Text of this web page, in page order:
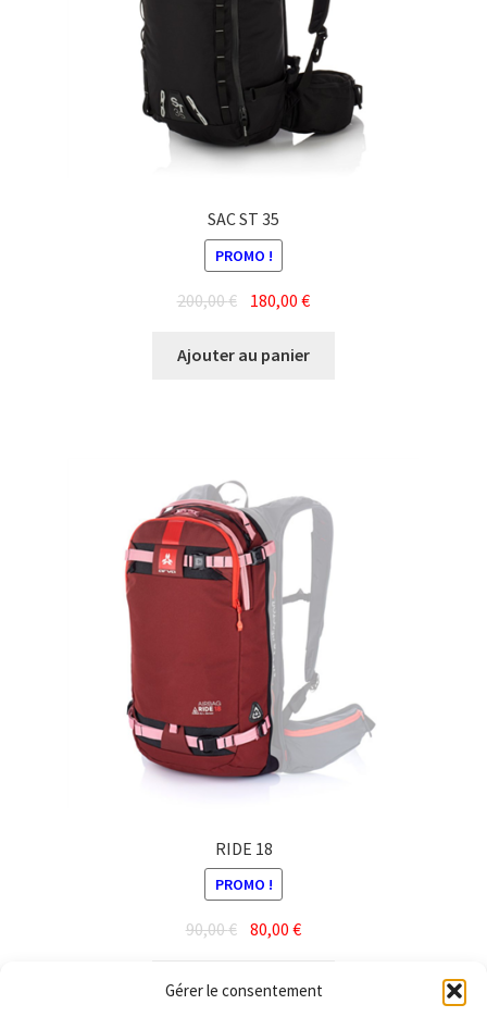
Gérer le consentement
SAC ST 35
PROMO !
200,00€ Le
initial
180,00€Le
actuel
Ajouter au panier
RIDE 18
PROMO !
90,00€ Le
initial
80,00€Le
actuel
Ajouter au panier